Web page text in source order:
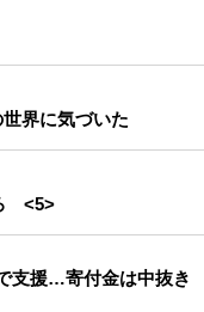
世界に気づいた
<5>
支援…寄付金は中抜き